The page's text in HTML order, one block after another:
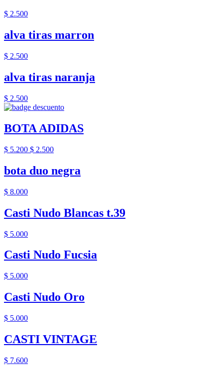
$ 2.500
alva tiras marron
$ 2.500
alva tiras naranja
$ 2.500
BOTA ADIDAS
$ 5.200 $ 2.500
bota duo negra
$ 8.000
Casti Nudo Blancas t.39
$ 5.000
Casti Nudo Fucsia
$ 5.000
Casti Nudo Oro
$ 5.000
CASTI VINTAGE
$ 7.600